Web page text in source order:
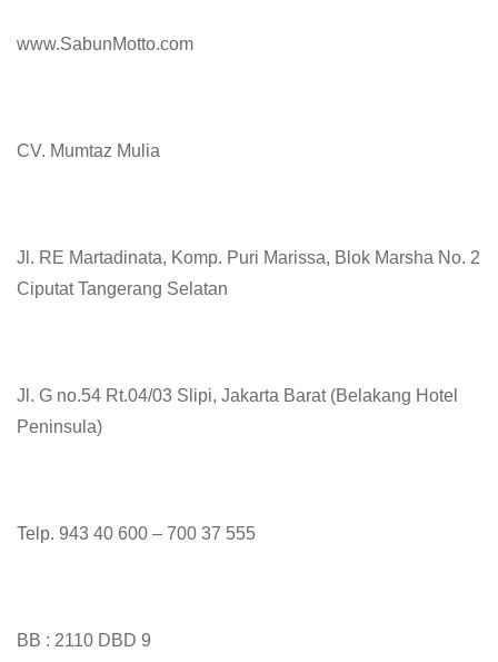
www.SabunMotto.com
CV. Mumtaz Mulia
Jl. RE Martadinata, Komp. Puri Marissa, Blok Marsha No. 2
Ciputat Tangerang Selatan
Jl. G no.54 Rt.04/03 Slipi, Jakarta Barat (Belakang Hotel
Peninsula)
Telp. 943 40 600 – 700 37 555
BB : 2110 DBD 9